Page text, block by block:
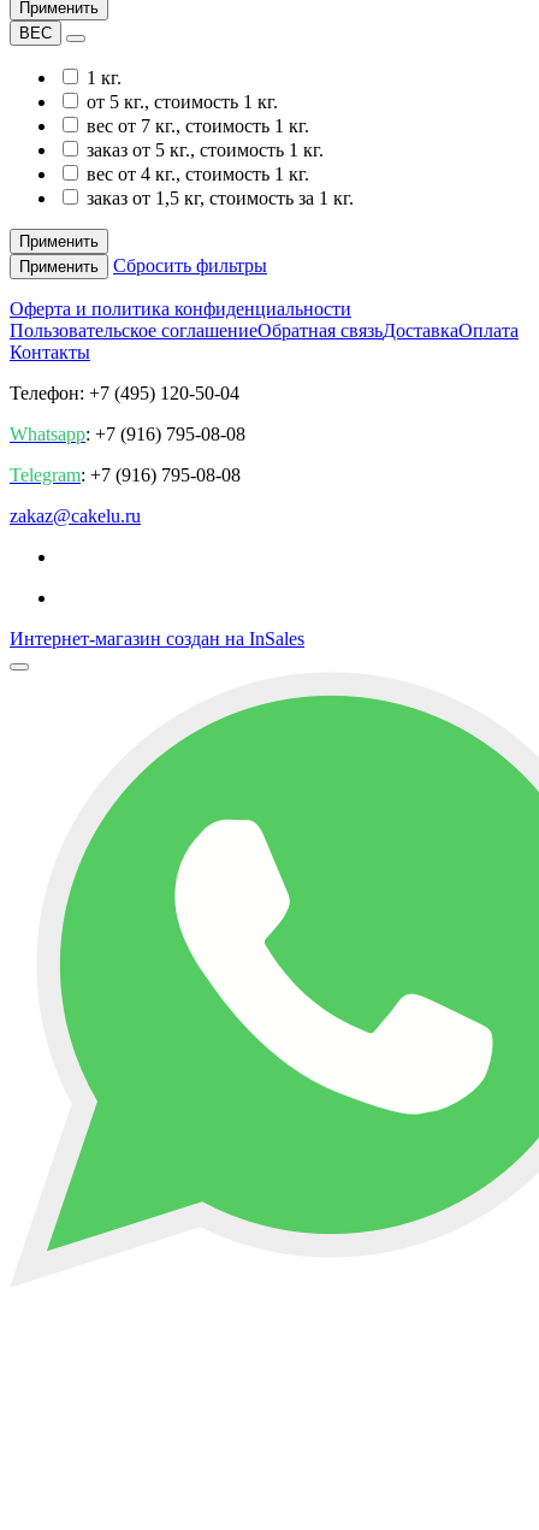
Применить
ВЕС
1 кг.
от 5 кг., стоимость 1 кг.
вес от 7 кг., стоимость 1 кг.
заказ от 5 кг., стоимость 1 кг.
вес от 4 кг., стоимость 1 кг.
заказ от 1,5 кг, стоимость за 1 кг.
Применить
Применить
Сбросить фильтры
Оферта и политика конфиденциальности
Пользовательское соглашениеОбратная связьДоставкаОплата
Контакты
Телефон: +7 (495) 120-50-04
Whatsapp: +7 (916) 795-08-08
Telegram: +7 (916) 795-08-08
zakaz@cakelu.ru
Интернет-магазин создан на InSales